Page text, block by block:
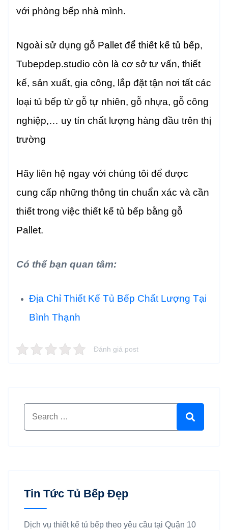
với phòng bếp nhà mình.
Ngoài sử dụng gỗ Pallet để thiết kế tủ bếp,
Tubepdep.studio còn là cơ sở tư vấn, thiết
kế, sản xuất, gia công, lắp đặt tận nơi tất các
loại tủ bếp từ gỗ tự nhiên, gỗ nhựa, gỗ công
nghiệp,… uy tín chất lượng hàng đầu trên thị
trường
Hãy liên hệ ngay với chúng tôi để được
cung cấp những thông tin chuẩn xác và cần
thiết trong việc thiết kế tủ bếp bằng gỗ
Pallet.
Có thể bạn quan tâm:
Địa Chỉ Thiết Kế Tủ Bếp Chất Lượng Tại
Bình Thạnh
Đánh giá post
Tin Tức Tủ Bếp Đẹp
Dịch vụ thiết kế tủ bếp theo yêu cầu tại Quận 10